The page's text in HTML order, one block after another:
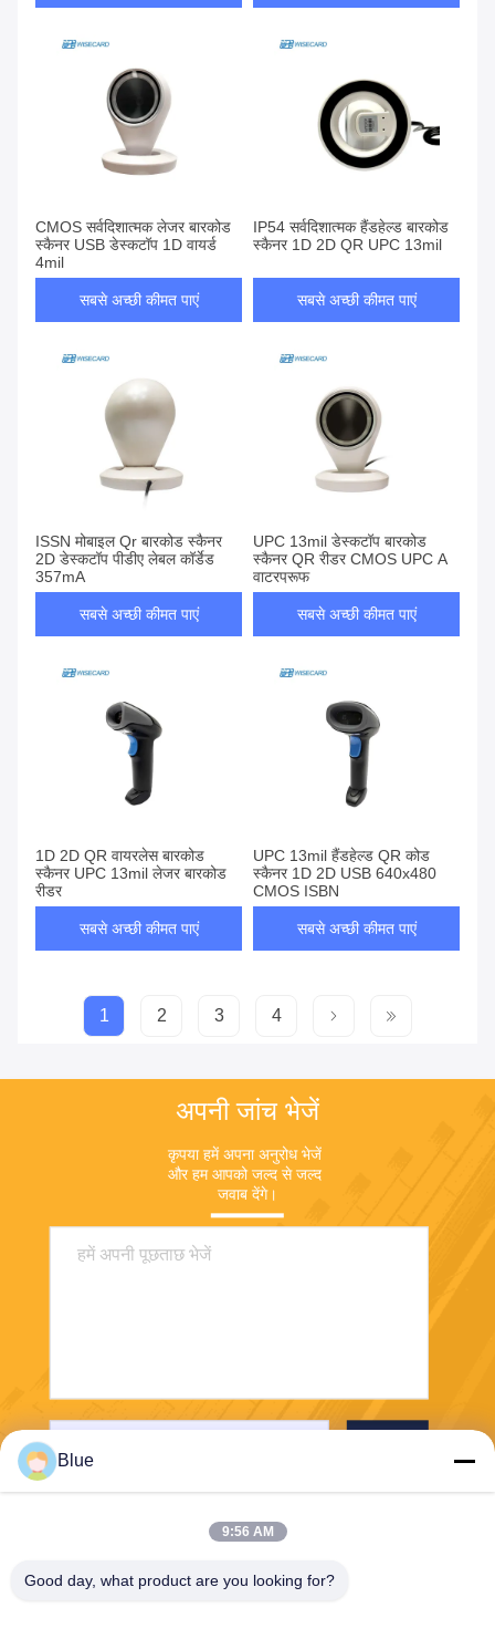
CMOS सर्वदिशात्मक लेजर बारकोड
स्कैनर USB डेस्कटॉप 1D वायर्ड
4mil
सबसे अच्छी कीमत पाएं
IP54 सर्वदिशात्मक हैंडहेल्ड बारकोड
स्कैनर 1D 2D QR UPC 13mil
सबसे अच्छी कीमत पाएं
ISSN मोबाइल Qr बारकोड स्कैनर
2D डेस्कटॉप पीडीए लेबल कॉर्डेड
357mA
सबसे अच्छी कीमत पाएं
UPC 13mil डेस्कटॉप बारकोड
स्कैनर QR रीडर CMOS UPC A
वाटरप्रूफ
सबसे अच्छी कीमत पाएं
1D 2D QR वायरलेस बारकोड
स्कैनर UPC 13mil लेजर बारकोड
रीडर
सबसे अच्छी कीमत पाएं
UPC 13mil हैंडहेल्ड QR कोड
स्कैनर 1D 2D USB 640x480
CMOS ISBN
सबसे अच्छी कीमत पाएं
1 2 3 4
अपनी जांच भेजें
कृपया हमें अपना अनुरोध भेजें
और हम आपको जल्द से जल्द
जवाब देंगे।
Blue
9:56 AM
Good day, what product are you looking for?